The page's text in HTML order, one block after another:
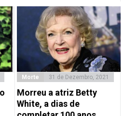
Morte 31 de Dezembro, 2021
Morreu a atriz Betty
White, a dias de